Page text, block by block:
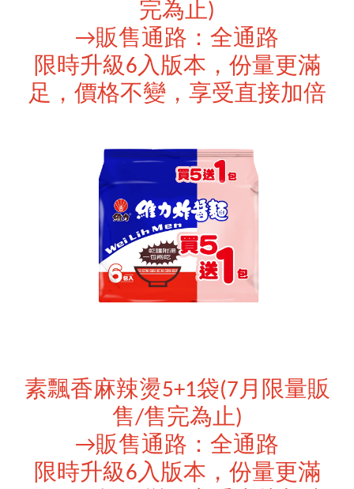
完為止)
→販售通路：全通路
限時升級6入版本，份量更滿
足，價格不變，享受直接加倍
素飄香麻辣燙5+1袋(7月限量販
售/售完為止)
→販售通路：全通路
限時升級6入版本，份量更滿